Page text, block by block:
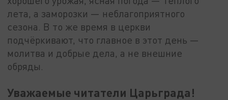
лета, а заморозки — неблагоприятного
сезона. В то же время в церкви
подчёркивают, что главное в этот день —
молитва и добрые дела, а не внешние
обряды.
Уважаемые читатели Царьграда!